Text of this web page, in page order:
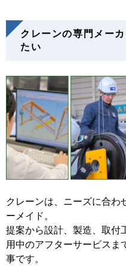
クレーンの専門メー
たい
クレーンは、ニーズに合わ
ーメイド。
提案から設計、製造、取付
用中のアフターサービスま
事です。